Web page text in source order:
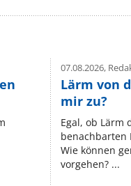
07.08.2026,
Lärm von
mir zu?
Egal, ob Lärm
benachbarten
Wie können
vorgehen? ...